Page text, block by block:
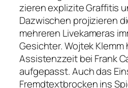
zieren explizite Graffitis
Dazwischen projizieren
mehreren Livekameras
Gesichter. Wojtek Klemm
Assistenzzeit bei Frank
aufgepasst. Auch das
Fremdtextbrocken ins